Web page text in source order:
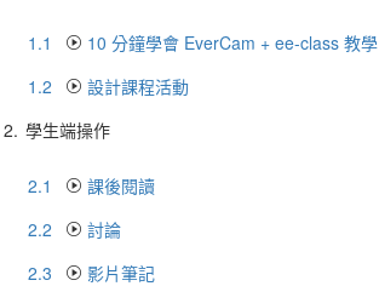
1.1
10 分鐘學會 EverCam + ee-class 教學
1.2
設計課程活動
2. 學生端操作
2.1
課後閱讀
2.2
討論
2.3
影片筆記